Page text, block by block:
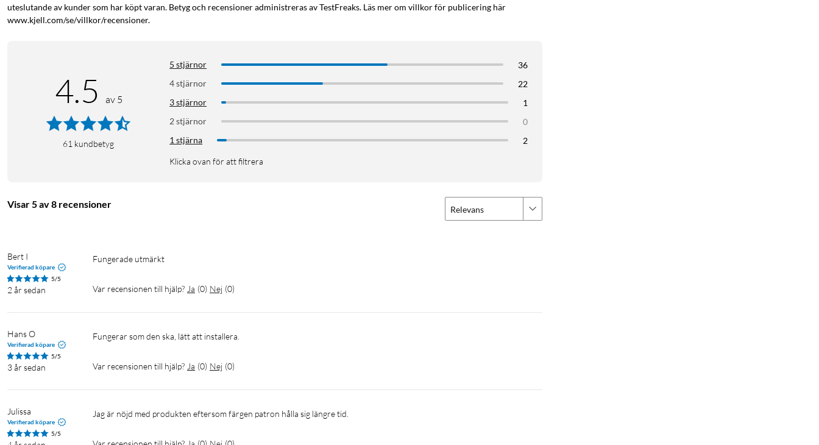
uteslutande av kunder som har köpt varan. Betyg och recensioner administreras av TestFreaks. Läs mer om villkor för publicering här
www.kjell.com/se/villkor/recensioner.
4.5 av 5
61 kundbetyg
5 stjärnor
36
4 stjärnor
22
3 stjärnor
1
2 stjärnor
0
1 stjärna
2
Klicka ovan för att filtrera
Visar 5 av 8 recensioner Relevans
Bert I
Verifierad köpare
5/5
2 år sedan
fungerade utmärkt
Var recensionen till hjälp? Ja (0) Nej (0)
Hans O
Verifierad köpare
5/5
3 år sedan
Fungerar som den ska, lätt att installera.
Var recensionen till hjälp? Ja (0) Nej (0)
Julissa
Verifierad köpare
5/5
Jag är nöjd med produkten eftersom färgen patron hålla sig längre tid.